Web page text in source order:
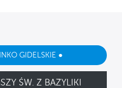
GIDELSKIE ●
ŚW. Z BAZYLIKI